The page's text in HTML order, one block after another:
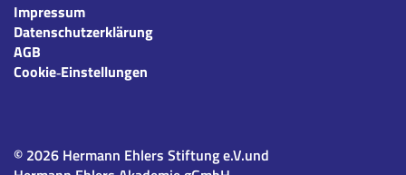
Impressum
Datenschutzerklärung
AGB
Cookie‑Einstellungen
© 2026 Hermann Ehlers Stiftung e.V.und